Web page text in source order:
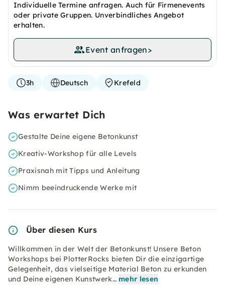
Individuelle Termine anfragen. Auch für Firmenevents
oder private Gruppen. Unverbindliches Angebot
erhalten.
Event anfragen>
3h Deutsch Krefeld
Was erwartet Dich
Gestalte Deine eigene Betonkunst
Kreativ-Workshop für alle Levels
Praxisnah mit Tipps und Anleitung
Nimm beeindruckende Werke mit
Über diesen Kurs
Willkommen in der Welt der Betonkunst! Unsere Beton
Workshops bei PlotterRocks bieten Dir die einzigartige
Gelegenheit, das vielseitige Material Beton zu erkunden
und Deine eigenen Kunstwerk… mehr lesen